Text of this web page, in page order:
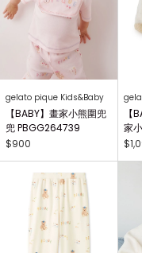
gelato pique Kids&Baby
【BABY】畫家小熊圍兜
兜 PBGG264739
$900
【
家